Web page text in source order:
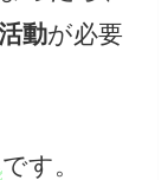
動が必要
です。